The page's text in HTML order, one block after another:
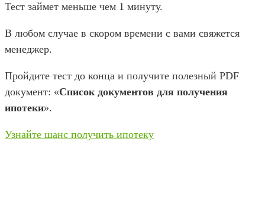
Тест займет меньше чем 1 минуту.
В любом случае в скором времени с вами свяжется
менеджер.
Пройдите тест до конца и получите полезный PDF
документ: «Список документов для получения
ипотеки».
Узнайте шанс получить ипотеку